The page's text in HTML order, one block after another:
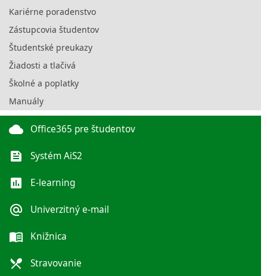
Kariérne poradenstvo
Zástupcovia študentov
Študentské preukazy
Žiadosti a tlačivá
Školné a poplatky
Manuály
cloud Office365 pre študentov
feed Systém AiS2
poll E-learning
alternate_email Univerzitný e-mail
menu_book Knižnica
local_dining Stravovanie